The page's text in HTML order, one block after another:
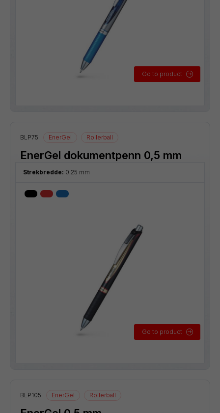
Go to product
BLP75 EnerGel Rollerball
EnerGel dokumentpenn 0,5 mm
Strekbredde: 0,25 mm
Go to product
BLP105 EnerGel Rollerball